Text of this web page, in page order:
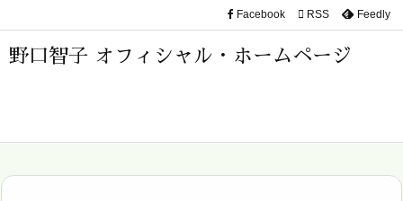
野口智子 オフィシャル・ホームページ

前へ

Facebook  RSS Feedly